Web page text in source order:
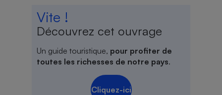
Vite !
Découvrez cet ouvrage
Un guide touristique, pour profiter de
toutes les richesses de notre pays.
Cliquez-ici